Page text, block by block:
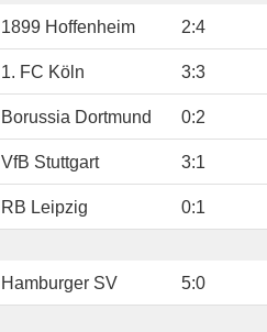
1899 Hoffenheim 2:4
1. FC Köln 3:3
Borussia Dortmund 0:2
VfB Stuttgart 3:1
RB Leipzig 0:1
Hamburger SV 5:0